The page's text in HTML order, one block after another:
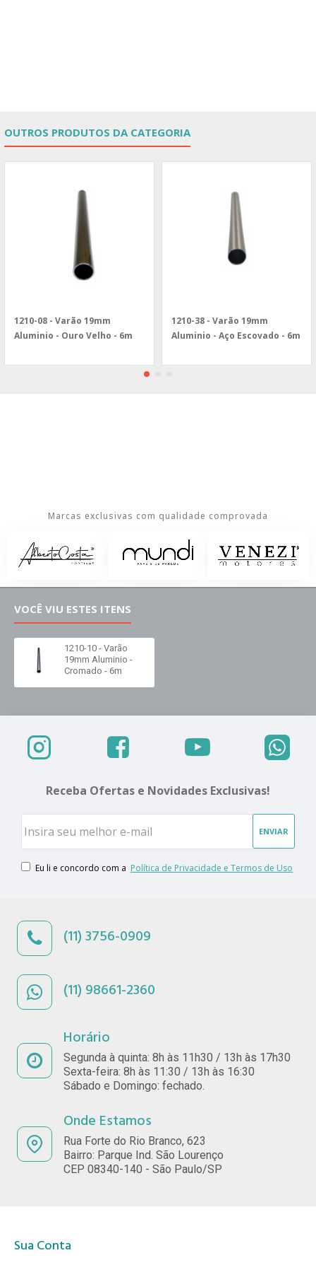
OUTROS PRODUTOS DA CATEGORIA
1210-08 - Varão 19mm
Aluminio - Ouro Velho - 6m
1210-38 - Varão 19mm
Aluminio - Aço Escovado - 6m
Marcas exclusivas com qualidade comprovada
VOCÊ VIU ESTES ITENS
1210-10 - Varão
19mm Aluminio -
Cromado - 6m
Receba Ofertas e Novidades Exclusivas!
ENVIAR
Eu li e concordo com a Política de Privacidade e Termos de Uso
(11) 3756-0909
(11) 98661-2360
Horário
Segunda à quinta: 8h às 11h30 / 13h às 17h30
Sexta-feira: 8h às 11:30 / 13h às 16:30
Sábado e Domingo: fechado.
Onde Estamos
Rua Forte do Rio Branco, 623
Bairro: Parque Ind. São Lourenço
CEP 08340-140 - São Paulo/SP
Sua Conta